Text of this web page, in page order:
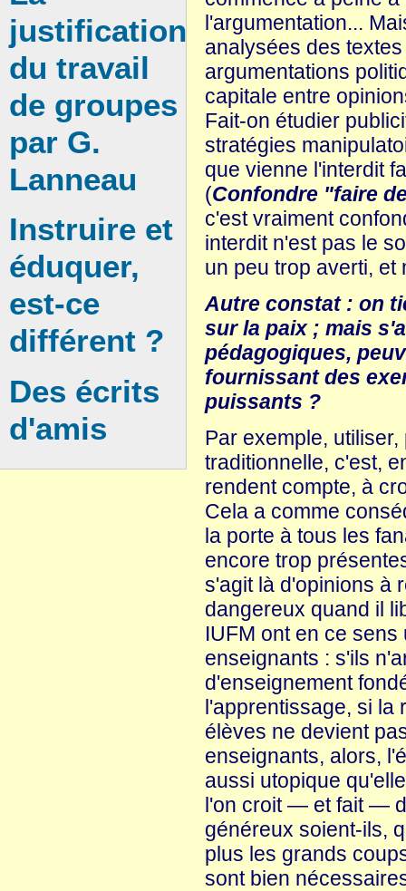
l'argumentation...
analysées des
argumentations
capitale entre
Fait-on étudier
stratégies
que vienne l'interdit
(Confondre "faire
c'est vraiment
interdit n'est pas le
un peu trop averti, et
Autre constat : on
sur la paix ; mais
pédagogiques,
fournissant des
puissants ?
Par exemple,
traditionnelle, c'est,
rendent compte, à
Cela a comme
la porte à tous les
encore trop
s'agit là d'opinions à
dangereux quand il
IUFM ont en ce
enseignants : s'ils
d'enseignement
l'apprentissage, si la
élèves ne devient
enseignants, alors,
aussi utopique
l'on croit — et fait —
généreux soient-ils,
plus les grands
sont bien
justification
du travail
de groupes
par G.
Lanneau
Instruire et
éduquer,
est-ce
différent ?
Des écrits
d'amis